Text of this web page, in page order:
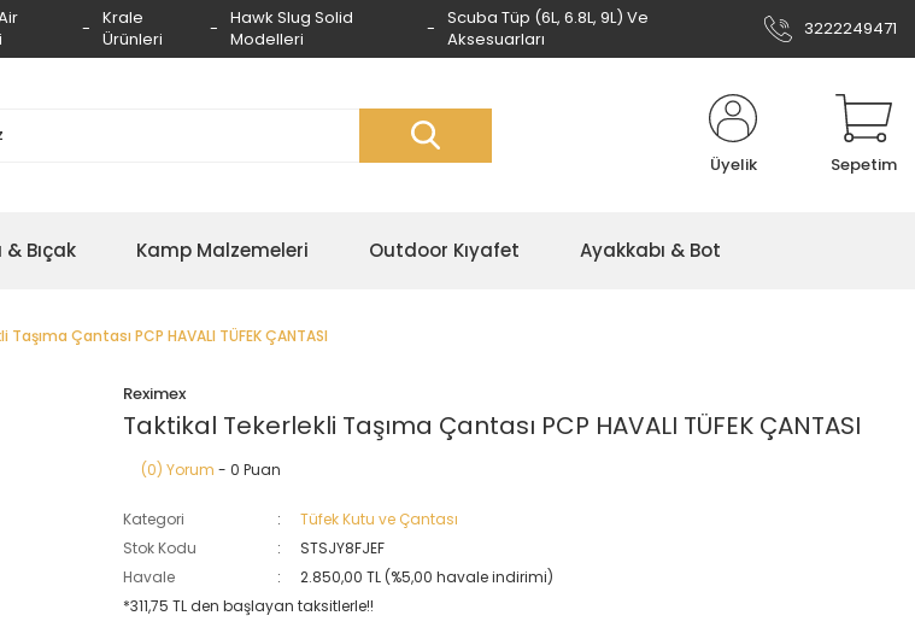
Krale
Ürünleri
Hawk Slug Solid
Modelleri
Scuba Tüp (6L, 6.8L, 9L) Ve
Aksesuarları
3222249471
Üyelik Sepetim
& Bıçak Kamp Malzemeleri Outdoor Kıyafet Ayakkabı & Bot
Çantası PCP HAVALI TÜFEK ÇANTASI
Reximex
Taktikal Tekerlekli Taşıma Çantası PCP HAVALI TÜFEK ÇANTASI
(0) Yorum - 0 Puan
Kategori
Tüfek Kutu ve Çantası
Stok Kodu
STSJY8FJEF
Havale
2.850,00 TL (%5,00 havale indirimi)
*311,75 TL den başlayan taksitlerle!!